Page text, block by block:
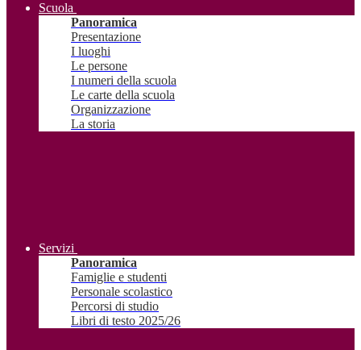
Scuola
Panoramica
Presentazione
I luoghi
Le persone
I numeri della scuola
Le carte della scuola
Organizzazione
La storia
Servizi
Panoramica
Famiglie e studenti
Personale scolastico
Percorsi di studio
Libri di testo 2025/26